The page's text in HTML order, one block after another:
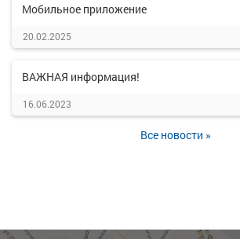
Мобильное приложение
20.02.2025
ВАЖНАЯ информация!
16.06.2023
Все новости »